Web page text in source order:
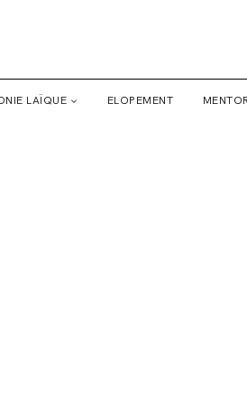
LAÏQUE ELOPEMENT